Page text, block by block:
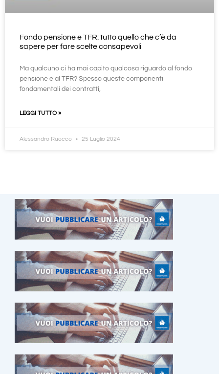
Fondo pensione e TFR: tutto quello che c’è da
sapere per fare scelte consapevoli
Ma qualcuno ci ha mai capito qualcosa riguardo al fondo
pensione e al TFR? Spesso queste componenti
fondamentali dei contratti,
LEGGI TUTTO »
Alessandro Ruocco 25 Luglio 2024